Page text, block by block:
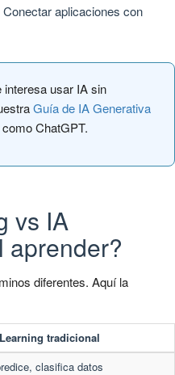
Conectar aplicaciones con
interesa usar IA sin
Guía de IA Generativa
ChatGPT.
vs IA
aprender?
diferentes. Aquí la
tradicional
clasifica datos